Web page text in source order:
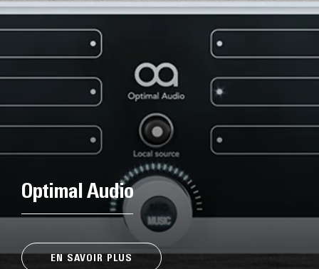
Optimal Audio
EN SAVOIR PLUS